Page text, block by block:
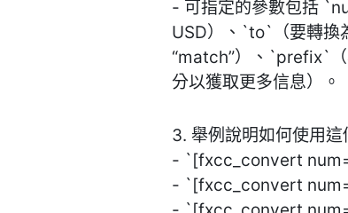
- 可指定的參數包括
USD）、`to`（要轉換
“match”）、`prefix`
分以獲取更多信息）。
3. 舉例說明如何使用這
- `[fxcc_convert
- `[fxcc_convert